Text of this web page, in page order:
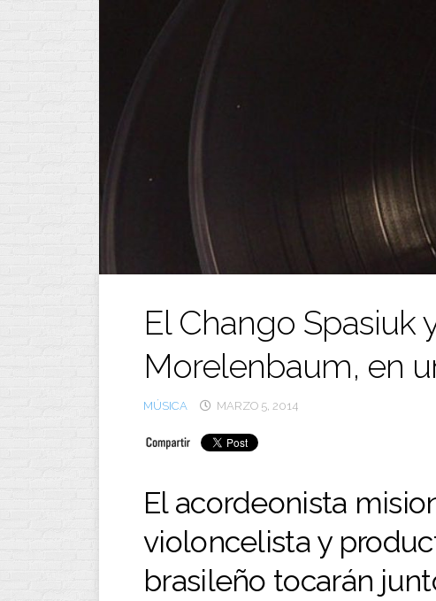
El Chango Spasiuk
Morelenbaum, en
MÚSICA MARZO 5, 2014
El acordeonista
violoncelista y
brasileño tocarán